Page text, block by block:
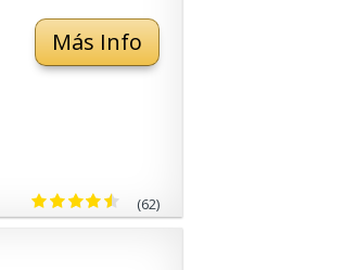
Más Info
(62)